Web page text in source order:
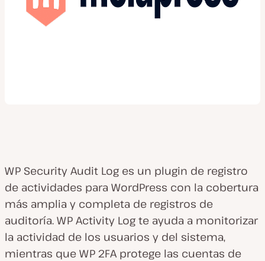
WP Security Audit Log es un plugin de registro
de actividades para WordPress con la cobertura
más amplia y completa de registros de
auditoría. WP Activity Log te ayuda a monitorizar
la actividad de los usuarios y del sistema,
mientras que WP 2FA protege las cuentas de